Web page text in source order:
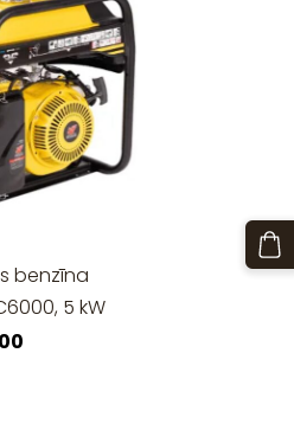
benzīna
5 kW